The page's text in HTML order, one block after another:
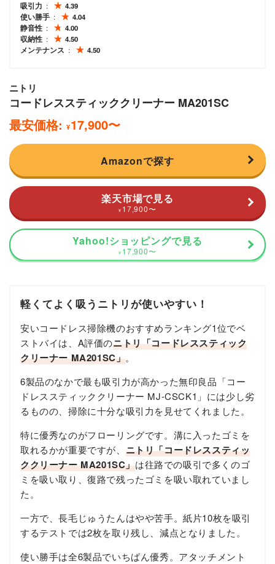
吸引力
4.39
使い勝手
4.04
静音性
4.00
収納性
4.50
メンテナンス
4.50
ニトリ
コードレススティッククリーナー MA201SC
最安価格: ¥17,900〜
Amazonで探す
楽天市場で見る
¥ 17,900〜
Yahoo!ショッピングで見る
¥ 17,900〜
軽くてよく吸うニトリが使いやすい！
安いコードレス掃除機のおすすめランキング1位でベ
ストバイは、A評価のニトリ「コードレススティック
クリーナー MA201SC」。
6製品のなかで最も吸引力が高かった無印良品「コー
ドレススティッククリーナー MJ-CSCK1」には少し劣
るものの、掃除に十分な吸引力を見せてくれました。
特に優秀なのがフローリングです。溝に入ったゴミを
取れるかが重要ですが、 ニトリ「コードレススティッ
ククリーナー MA201SC」は往路での吸引で多くのゴ
ミを吸い取り、復路で残ったゴミを吸い取れていまし
た。
一方で、長毛じゅうたんはやや苦手。紙片10枚を吸引
するテストでは2枚を取り残し、減点となりました。
使い勝手は全6製品でいちばん優秀。アタッチメント